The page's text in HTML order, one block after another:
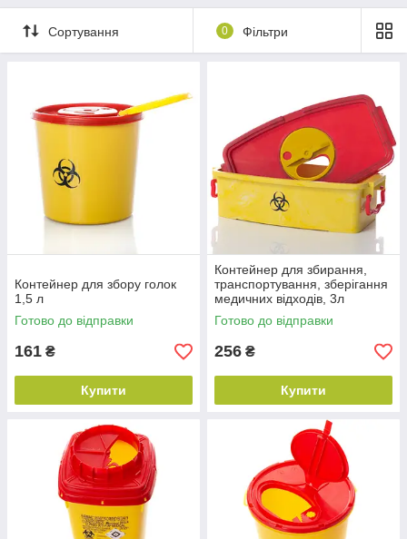
ріжучих частинах одноразових інструментів. Контейнери
призначені також для складання гострих предметів, таких як
розкриті ампули. Контейнери призначені для одноразового
що закриває отвір ємності контейнера.
Контейнери для медичних відходів класу Б і призначені для
збору, транспортування та знищення мікробіологічних та
органічних відходів в лабораторіях, процедурних,
операційних кабінетах та інших функціональних підрозділах,
що не підлягають утилізації медичних пакетах. Ємність може
бути використана для органічних відходів, в тому числі і з
рідкою консистенцією, для утилізації бинтів, вати та інших
використаних витратних матеріалів.
Сортування 0 Фільтри
Контейнер для збору голок
1,5 л
Готово до відправки
161 ₴
Купити
Контейнер для збирання,
транспортування, зберігання
медичних відходів, 3л
Готово до відправки
256 ₴
Купити